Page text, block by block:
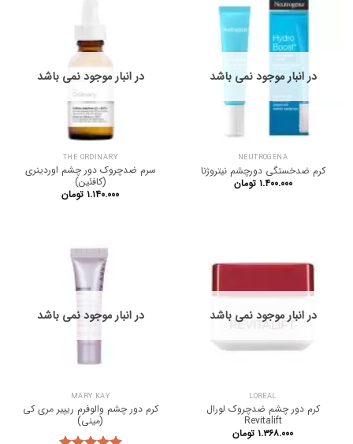
در انبار موجود نمی باشد
NEUTROGENA
کرم ضدخستگی دورچشم نیتروژنا
۱.۴۰۰.۰۰۰ تومان
در انبار موجود نمی باشد
THE ORDINARY
سرم ضدچروک دور چشم اوردینری
(کافئین)
۱.۱۴۰.۰۰۰ تومان
در انبار موجود نمی باشد
LOREAL
کرم دور چشم ضدچروک لورال
Revitalift
۱.۳۶۸.۰۰۰ تومان
در انبار موجود نمی باشد
MARY KAY
کرم دور چشم والوفرم ریپیر مری کی
(مینی)